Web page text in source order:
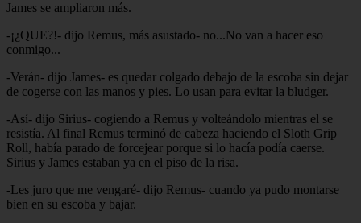
James se ampliaron más.
-¡¿QUE?!- dijo Remus, más asustado- no...No van a hacer eso
conmigo...
-Verán- dijo James- es quedar colgado debajo de la escoba sin dejar
de cogerse con las manos y pies. Lo usan para evitar la bludger.
-Así- dijo Sirius- cogiendo a Remus y volteándolo mientras el se
resistía. Al final Remus terminó de cabeza haciendo el Sloth Grip
Roll, había parado de forcejear porque si lo hacía podía caerse.
Sirius y James estaban ya en el piso de la risa.
-Les juro que me vengaré- dijo Remus- cuando ya pudo montarse
bien en su escoba y bajar.